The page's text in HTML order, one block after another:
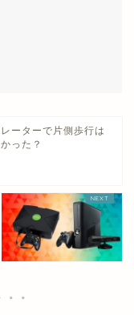
ーターで片側歩行は
った？